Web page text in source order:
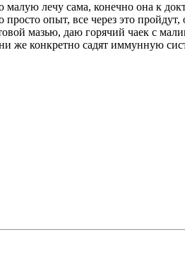
лечу сама, конечно она к
просто опыт, все через это
мазью, даю горячий чаек с
же конкретно садят иммунную